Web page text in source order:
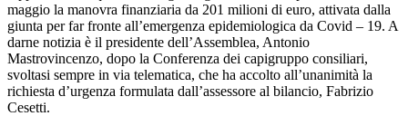
maggio la manovra finanziaria da 201 milioni di euro, attivata dalla
giunta per far fronte all’emergenza epidemiologica da Covid – 19. A
darne notizia è il presidente dell’Assemblea, Antonio
Mastrovincenzo, dopo la Conferenza dei capigruppo consiliari,
svoltasi sempre in via telematica, che ha accolto all’unanimità la
richiesta d’urgenza formulata dall’assessore al bilancio, Fabrizio
Cesetti.